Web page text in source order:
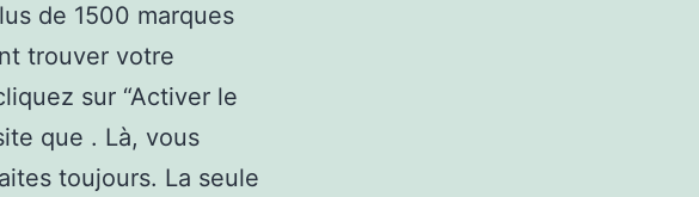
de 1500 marques
trouver votre
sur “Activer le
que . Là, vous
toujours. La seule